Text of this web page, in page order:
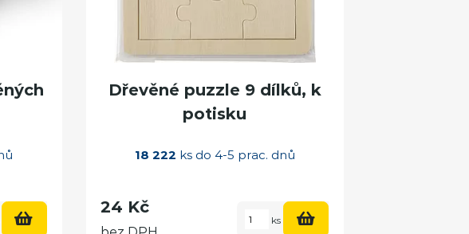
Dřevěné puzzle 9 dílků, k
potisku
18 222 ks do 4-5 prac. dnů
24 Kč
ks